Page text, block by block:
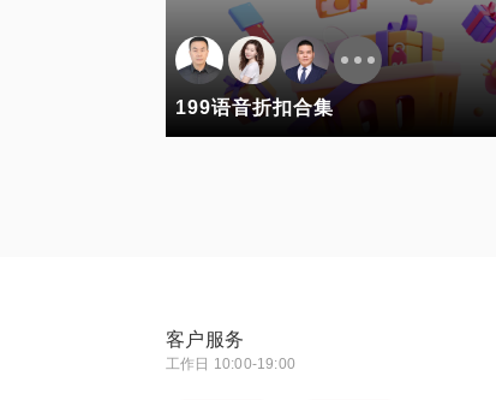
199语音折扣合集
客户服务
工作日 10:00-19:00